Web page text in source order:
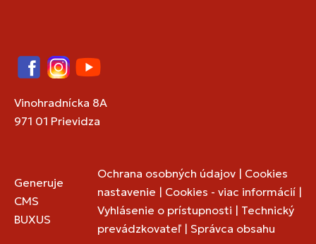
FacebookInstagram
YouTube
Vinohradnícka 8A
971 01 Prievidza
Generuje
CMS
BUXUS
Ochrana osobných údajov | Cookies
nastavenie | Cookies - viac informácií |
Vyhlásenie o prístupnosti | Technický
prevádzkovateľ | Správca obsahu